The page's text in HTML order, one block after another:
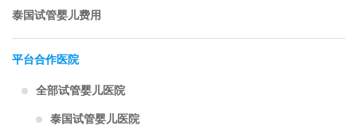
泰国试管婴儿费用
平台合作医院
全部试管婴儿医院
泰国试管婴儿医院